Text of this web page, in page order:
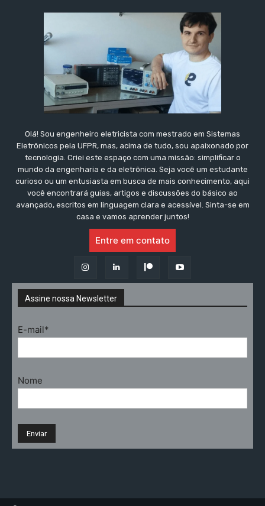
Olá! Sou engenheiro eletricista com mestrado em Sistemas
Eletrônicos pela UFPR, mas, acima de tudo, sou apaixonado por
tecnologia. Criei este espaço com uma missão: simplificar o
mundo da engenharia e da eletrônica. Seja você um estudante
curioso ou um entusiasta em busca de mais conhecimento, aqui
você encontrará guias, artigos e discussões do básico ao
avançado, escritos em linguagem clara e acessível. Sinta-se em
casa e vamos aprender juntos!
Entre em contato
Assine nossa Newsletter
E-mail*
Nome